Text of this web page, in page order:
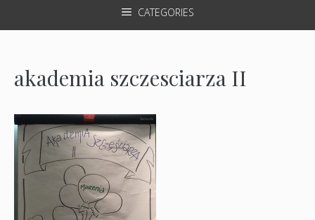
CATEGORIES
akademia szczesciarza II